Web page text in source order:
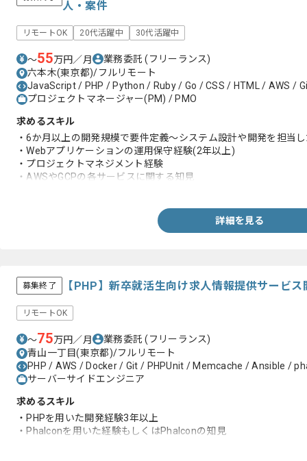
人・案件
リモートOK 20代活躍中 30代活躍中
〜55万円／月 業務委託(フリーランス)
六本木(東京都)/フルリモート
JavaScript / PHP / Python / Ruby / Go / CSS / HTML / AWS /
プロジェクトマネージャー(PM) / PMO
求めるスキル
・6か月以上の開発規模で要件定義～システム設計や開発を担当
・Webアプリケーションの運用保守経験(2年以上)
・プロジェクトマネジメント経験
・AWSやGCPの各サービスに関する知見
詳細を見る
募集終了 【PHP】新卒就活生向け求人情報提供サービ
リモートOK
〜75万円／月 業務委託(フリーランス)
青山一丁目(東京都)/フルリモート
PHP / AWS / Docker / Git / PHPUnit / Memcache / Ansible /
サーバーサイドエンジニア
求めるスキル
・PHPを用いた開発経験3年以上
・Phalconを用いた経験もしくはPhalconの知見